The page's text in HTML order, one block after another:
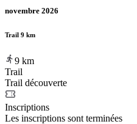
novembre 2026
Trail 9 km
9 km
Trail
Trail découverte
Inscriptions
Les inscriptions sont terminées